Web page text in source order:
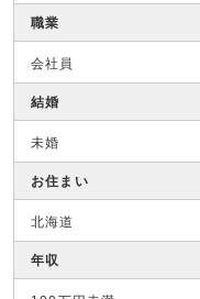
職業
会社員
結婚
未婚
お住まい
北海道
年収